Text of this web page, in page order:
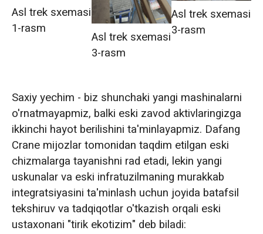
Asl trek sxemasi
1-rasm
Asl trek sxemasi
3-rasm
Asl trek sxemasi
3-rasm
Saxiy yechim - biz shunchaki yangi mashinalarni
o'rnatmayapmiz, balki eski zavod aktivlaringizga
ikkinchi hayot berilishini ta'minlayapmiz. Dafang
Crane mijozlar tomonidan taqdim etilgan eski
chizmalarga tayanishni rad etadi, lekin yangi
uskunalar va eski infratuzilmaning murakkab
integratsiyasini ta'minlash uchun joyida batafsil
tekshiruv va tadqiqotlar o'tkazish orqali eski
ustaxonani "tirik ekotizim" deb biladi: